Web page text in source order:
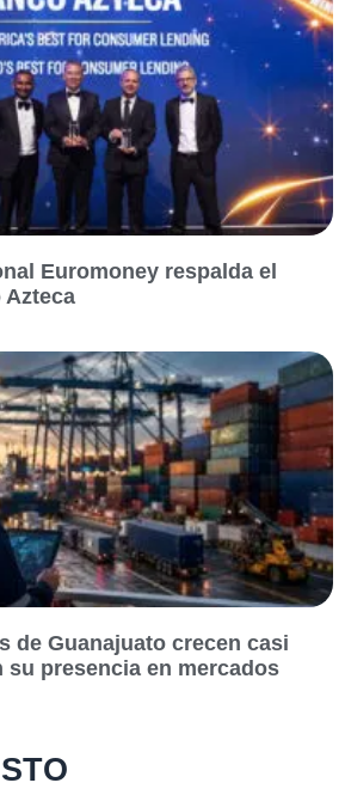
Euromoney respalda el
Azteca
de Guanajuato crecen casi
su presencia en mercados